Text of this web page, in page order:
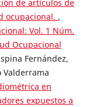
de artículos de
ocupacional. ,
Vol. 1 Núm.
Ocupacional
Fernández,
Valderrama
en
expuestos a